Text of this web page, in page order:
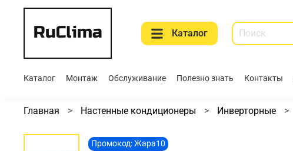
Каталог
Каталог Монтаж Обслуживание Полезно знать Контакты
Главная Настенные кондиционеры Инверторные
Промокод: Жара10